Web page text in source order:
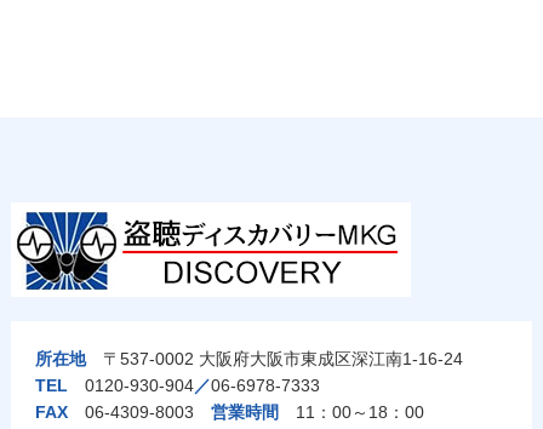
所在地〒537-0002 大阪府大阪市東成区深江南1-16-24
TEL 0120-930-904／06-6978-7333
FAX06-4309-8003 営業時間 11：00～18：00